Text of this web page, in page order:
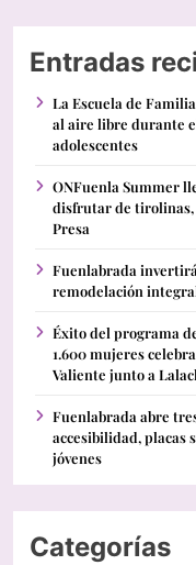
Entradas
La Escuela de
al aire libre durante
adolescentes
ONFuenla Summer
disfrutar de tirolinas,
Presa
Fuenlabrada
remodelación
Éxito del programa
1.600 mujeres
Valiente junto a
Fuenlabrada abre
accesibilidad, placas
jóvenes
Categorías